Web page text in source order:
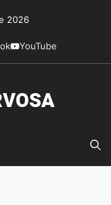
2026
YouTube